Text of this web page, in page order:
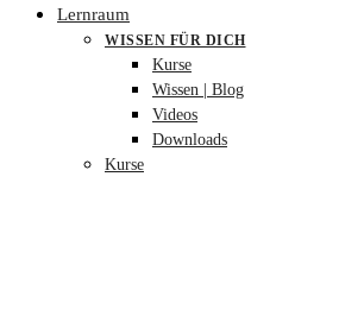
Lernraum
WISSEN FÜR DICH
Kurse
Wissen | Blog
Videos
Downloads
Kurse